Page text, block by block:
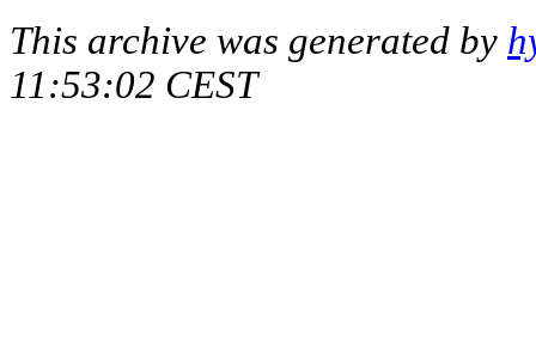
This archive was generated by
11:53:02 CEST